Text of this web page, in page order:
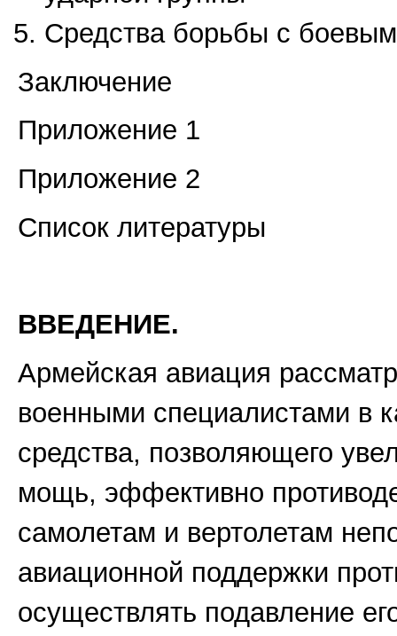
Средства борьбы с
Заключение
Приложение 1
Приложение 2
Список литературы
ВВЕДЕНИЕ.
Армейская авиация
военными специалистами в
средства, позволяющего
мощь, эффективно
самолетам и вертолетам
авиационной поддержки
осуществлять подавление